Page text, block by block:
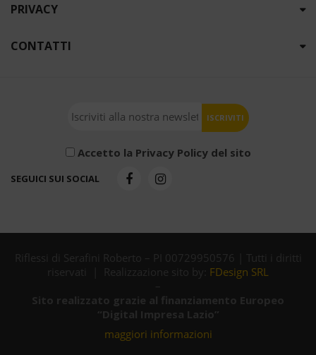
PRIVACY
CONTATTI
Accetto la Privacy Policy del sito
SEGUICI SUI SOCIAL
Riflessi di Serafini Roberto – PI 00729950576 | Tutti i diritti
riservati | Realizzazione sito by: FDesign SRL
–
Sito realizzato grazie al finanziamento Europeo
“Digital Impresa Lazio”
maggiori informazioni